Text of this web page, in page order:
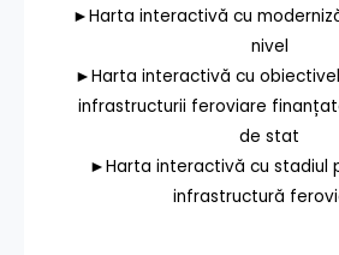
►Harta interactivă cu
nivel
►Harta interactivă cu
infrastructurii feroviare
de stat
►Harta interactivă cu stadiul
infrastructură